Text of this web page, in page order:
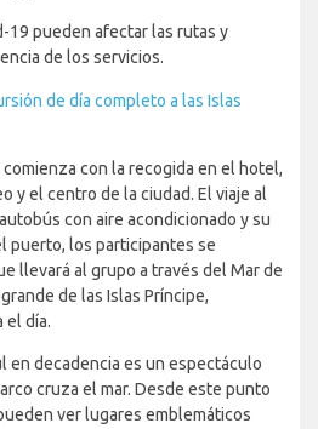
19 pueden afectar las rutas y
de los servicios.
de día completo a las Islas
con la recogida en el hotel,
y el centro de la ciudad. El viaje al
con aire acondicionado y su
puerto, los participantes se
llevará al grupo a través del Mar de
de las Islas Príncipe,
el día.
en decadencia es un espectáculo
cruza el mar. Desde este punto
ver lugares emblemáticos